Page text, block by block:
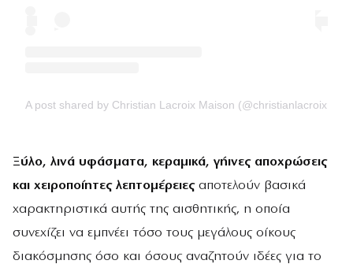
A post shared by Christian Lacroix Maison
Ξύλο, λινά υφάσματα, κεραμικά, γήινες αποχρώσεις
και χειροποίητες λεπτομέρειες αποτελούν βασικά
χαρακτηριστικά αυτής της αισθητικής, η οποία
συνεχίζει να εμπνέει τόσο τους μεγάλους οίκους
διακόσμησης όσο και όσους αναζητούν ιδέες για το